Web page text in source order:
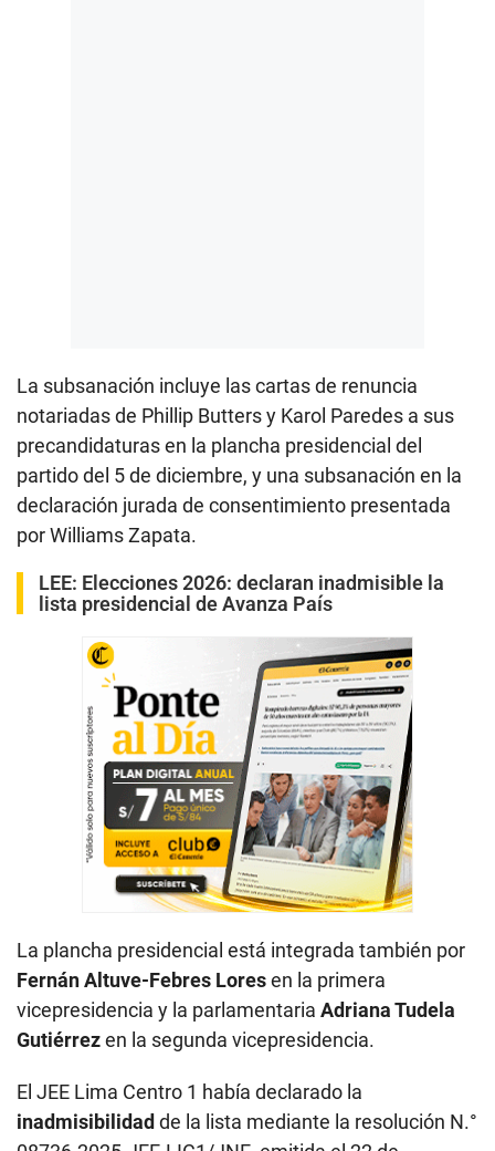
La subsanación incluye las cartas de renuncia
notariadas de Phillip Butters y Karol Paredes a sus
precandidaturas en la plancha presidencial del
partido del 5 de diciembre, y una subsanación en la
declaración jurada de consentimiento presentada
por Williams Zapata.
LEE: Elecciones 2026: declaran inadmisible la
lista presidencial de Avanza País
La plancha presidencial está integrada también por
Fernán Altuve-Febres Loresen la primera
vicepresidencia y la parlamentaria Adriana Tudela
Gutiérrezen la segunda vicepresidencia.
El JEE Lima Centro 1 había declarado la
inadmisibilidadde la lista mediante la resolución N.°